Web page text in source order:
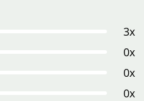
3x
0x
0x
0x